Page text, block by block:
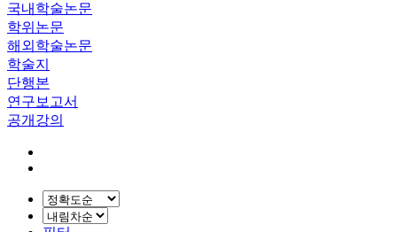
국내학술논문
학위논문
해외학술논문
학술지
단행본
연구보고서
공개강의